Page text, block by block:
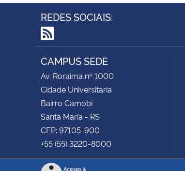
REDES SOCIAIS:
RSS
CAMPUS SEDE
Av. Roraima nº 1000
Cidade Universitária
Bairro Camobi
Santa Maria - RS
CEP: 97105-900
+55 (55) 3220-8000
Acesso à